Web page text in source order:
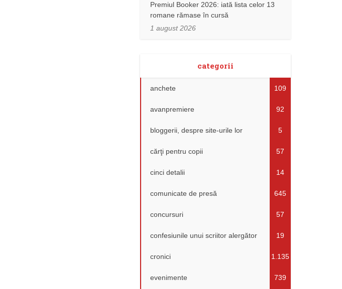
Premiul Booker 2026: iată lista celor 13
romane rămase în cursă
1 august 2026
categorii
anchete 109
avanpremiere 92
bloggerii, despre site-urile lor 5
cărţi pentru copii 57
cinci detalii 14
comunicate de presă 645
concursuri 57
confesiunile unui scriitor alergător 19
cronici 1.135
evenimente 739